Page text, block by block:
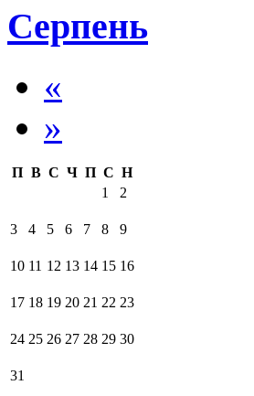
Серпень
«
»
П В С Ч П С Н
1
2
3 4 5 6 7 8 9
10 11 12 13 14 15 16
17 18 19 20 21 22 23
24 25 26 27 28 29 30
31